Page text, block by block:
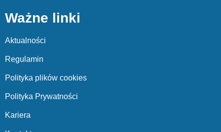
Ważne linki
Aktualności
Regulamin
Polityka plików cookies
Polityka Prywatności
Kariera